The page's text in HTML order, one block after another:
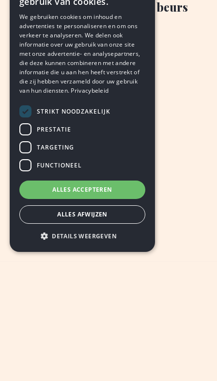
Schimmert trekt royaal de beurs
voor renovatie kerk
VAN ONZE REDACTIE
augustus 7, 2026 LEDEN
We gebruiken cookies om inhoud en
advertenties te personaliseren en om ons
verkeer te analyseren. We delen ook
informatie over uw gebruik van onze site
met onze advertentie- en analysepartners,
die deze kunnen combineren met andere
informatie die u aan hen heeft verstrekt of
die zij hebben verzameld door uw gebruik
van hun diensten. Privacybeleid
STRIKT NOODZAKELIJK
PRESTATIE
TARGETING
FUNCTIONEEL
ALLES ACCEPTEREN
ALLES AFWIJZEN
DETAILS WEERGEVEN